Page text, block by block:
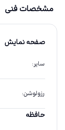
مشخصات فنی
صفحه نمایش
سایر:
رزولوشن:
حافظه